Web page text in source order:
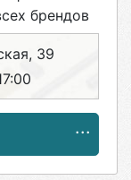
брендов
39